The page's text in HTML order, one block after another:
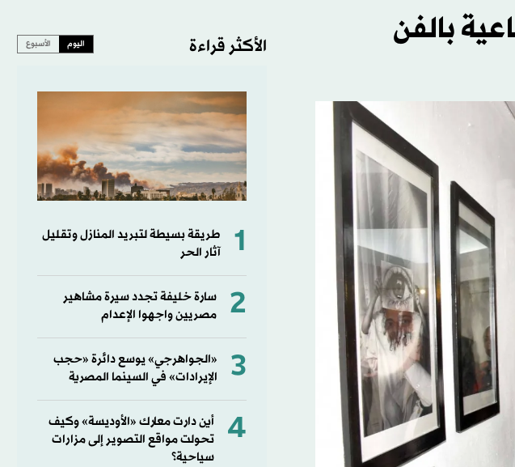
بالفن الأكثر قراءة اليوم الأسبوع
1
طريقة بسيطة لتبريد المنازل وتقليل
آثار الحر
2
سارة خليفة تجدد سيرة مشاهير
مصريين واجهوا الإعدام
3
«الجواهرجي» يوسع دائرة «حجب
الإيرادات» في السينما المصرية
4
أين دارت معارك «الأوديسة» وكيف
تحولت مواقع التصوير إلى مزارات
سياحية؟